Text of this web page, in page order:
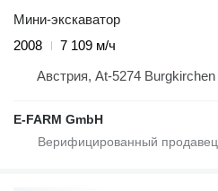
Мини-экскаватор
2008
7 109 м/ч
Австрия, At-5274 Burgkirchen
E-FARM GmbH